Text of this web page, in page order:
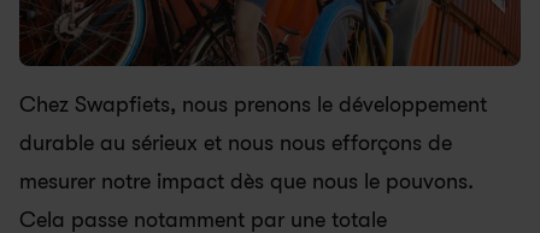
Chez Swapfiets, nous prenons le développement
durable au sérieux et nous nous efforçons de
mesurer notre impact dès que nous le pouvons.
Cela passe notamment par une totale